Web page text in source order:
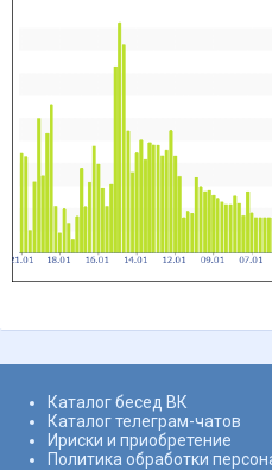
Каталог бесед ВК
Каталог телеграм-чатов
Ириски и приобретение
Политика обработки